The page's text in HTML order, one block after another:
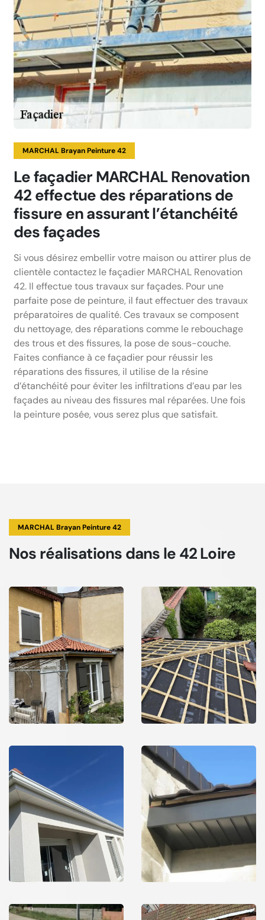
MARCHAL Brayan Peinture 42
Le façadier MARCHAL Renovation
42 effectue des réparations de
fissure en assurant l’étanchéité
des façades
Si vous désirez embellir votre maison ou attirer plus de
clientèle contactez le façadier MARCHAL Renovation
42. Il effectue tous travaux sur façades. Pour une
parfaite pose de peinture, il faut effectuer des travaux
préparatoires de qualité. Ces travaux se composent
du nettoyage, des réparations comme le rebouchage
des trous et des fissures, la pose de sous-couche.
Faites confiance à ce façadier pour réussir les
réparations des fissures, il utilise de la résine
d’étanchéité pour éviter les infiltrations d’eau par les
façades au niveau des fissures mal réparées. Une fois
la peinture posée, vous serez plus que satisfait.
MARCHAL Brayan Peinture 42
Nos réalisations dans le 42 Loire